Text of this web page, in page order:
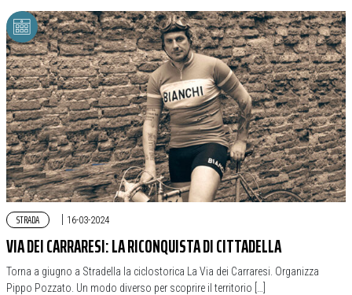
STRADA | 16-03-2024
VIA DEI CARRARESI: LA RICONQUISTA DI CITTADELLA
Torna a giugno a Stradella la ciclostorica La Via dei Carraresi. Organizza
Pippo Pozzato. Un modo diverso per scoprire il territorio […]